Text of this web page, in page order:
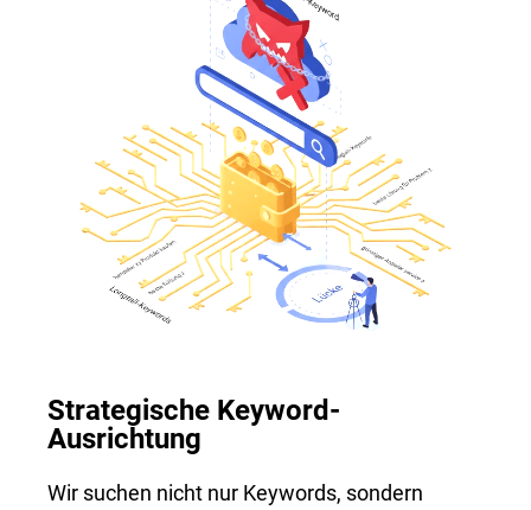
Strategische Keyword-
Ausrichtung
Wir suchen nicht nur Keywords, sondern